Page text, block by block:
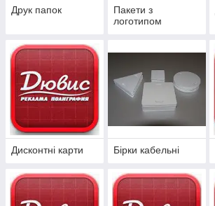
Друк папок
Пакети з
логотипом
Дисконтні карти Бірки кабельні